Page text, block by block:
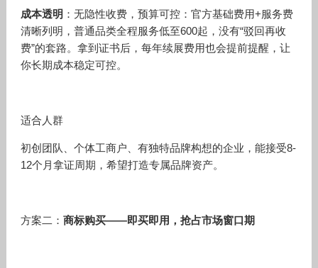
成本透明 ：无隐性收费，预算可控：官方基础费用+服务费
清晰列明，普通品类全程服务低至600起，没有“驳回再收
费”的套路。拿到证书后，每年续展费用也会提前提醒，让
你长期成本稳定可控。
适合人群
初创团队、个体工商户、有独特品牌构想的企业，能接受8-
12个月拿证周期，希望打造专属品牌资产。
方案二： 商标购买——即买即用，抢占市场窗口期